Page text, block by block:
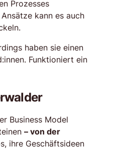
Prozesses
kann es auch
haben sie einen
Funktioniert ein
Business Model
– von der
ihre Geschäftsideen